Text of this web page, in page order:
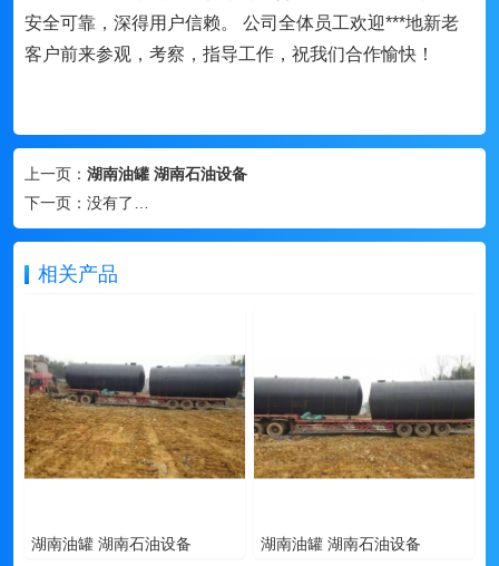
安全可靠，深得用户信赖。 公司全体员工欢迎***地新老
客户前来参观，考察，指导工作，祝我们合作愉快！
上一页： 湖南油罐 湖南石油设备
下一页： 没有了…
相关产品
湖南油罐 湖南石油设备 湖南油罐 湖南石油设备